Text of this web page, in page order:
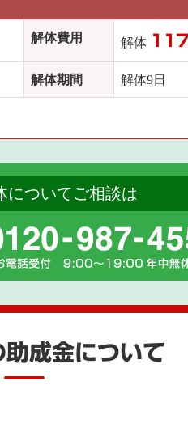
解体費用 解体
解体期間 解体9日
についてご相談は
助成金について